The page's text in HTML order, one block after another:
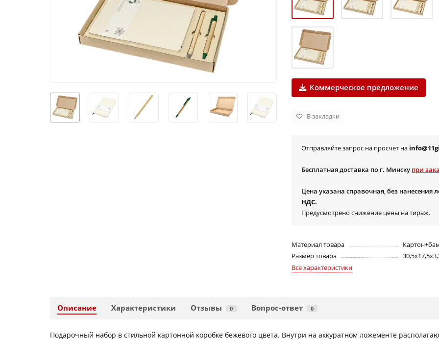
Коммерческое предложение
В закладки
Отправляйте запрос на просчет на
Бесплатная доставка по г. Минску при
Цена указана справочная, без нанесения
НДС.
Предусмотрено снижение цены на тираж.
Материал товара
Размер товара
Все характеристики
Описание Характеристики Отзывы 0 Вопрос-ответ 0
Подарочный набор в стильной картонной коробке бежевого цвета. Внутри на аккуратном ложементе